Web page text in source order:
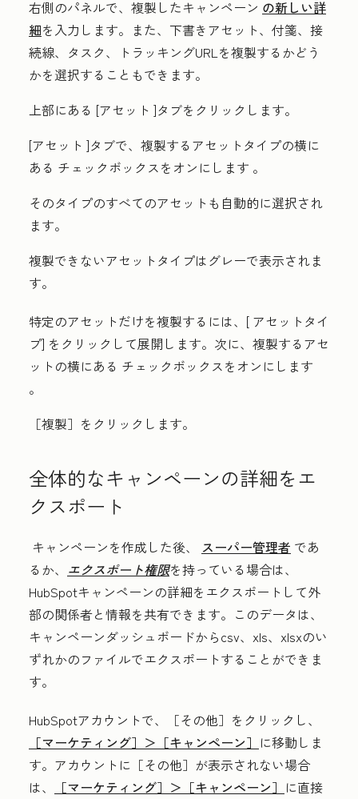
右側のパネルで、複製したキャンペーン の新しい詳
細を入力します。また、下書きアセット、付箋、接
続線、タスク、トラッキングURLを複製するかどう
かを選択することもできます。
上部にある [アセット ]タブをクリックします。
[アセット ]タブで、複製するアセットタイプの横に
ある チェックボックスをオンにします 。
そのタイプのすべてのアセットも自動的に選択され
ます。
複製できないアセットタイプはグレーで表示されま
す。
特定のアセットだけを複製するには、[ アセットタイ
プ] をクリックして展開します。次に、複製するアセ
ットの横にある チェックボックスをオンにします
。
［複製］をクリックします。
全体的なキャンペーンの詳細をエ
クスポート
キャンペーンを作成した後、 スーパー管理者 であ
るか、 エクスポート権限を持っている場合は、
HubSpotキャンペーンの詳細をエクスポートして外
部の関係者と情報を共有できます。このデータは、
キャンペーンダッシュボードからcsv、xls、xlsxのい
ずれかのファイルでエクスポートすることができま
す。
HubSpotアカウントで、
［その他］をクリックし、
［マーケティング］＞ ［キャンペーン］ に移動しま
す。アカウントに ［その他］が表示されない場合
は、
［マーケティング］＞ ［キャンペーン］ に直接